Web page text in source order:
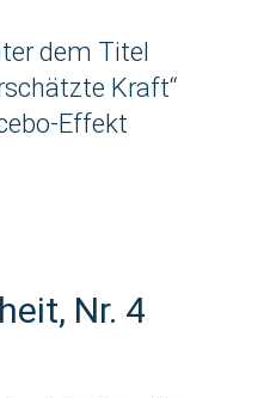
dem Titel
Kraft“
Effekt
Nr. 4